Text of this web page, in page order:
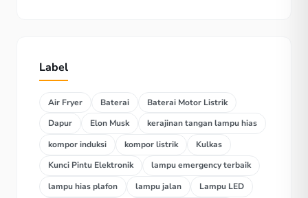
Label
Air Fryer Baterai
Baterai Motor Listrik
Dapur
Elon Musk
kerajinan tangan lampu hias
kompor induksi
kompor listrik
Kulkas
Kunci Pintu Elektronik
lampu emergency terbaik
lampu hias plafon
lampu jalan
Lampu LED